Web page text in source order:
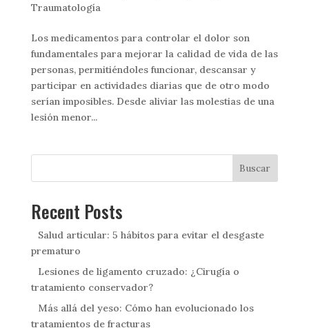
Traumatología
Los medicamentos para controlar el dolor son
fundamentales para mejorar la calidad de vida de las
personas, permitiéndoles funcionar, descansar y
participar en actividades diarias que de otro modo
serían imposibles. Desde aliviar las molestias de una
lesión menor...
Buscar
Recent Posts
Salud articular: 5 hábitos para evitar el desgaste
prematuro
Lesiones de ligamento cruzado: ¿Cirugía o
tratamiento conservador?
Más allá del yeso: Cómo han evolucionado los
tratamientos de fracturas